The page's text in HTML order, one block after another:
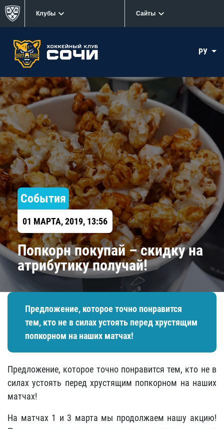
Клубы Сайты
РУ
События
01 МАРТА, 2019, 13:56
Попкорн покупай – скидку на
атрибутику получай!
Предложение, которое точно понравится
тем, кто не в силах устоять перед хрустящим
попкорном на наших матчах!
Предложение, которое точно понравится тем, кто не в
силах устоять перед хрустящим попкорном на наших
матчах!
На матчах 1 и 3 марта мы продолжаем нашу акцию!